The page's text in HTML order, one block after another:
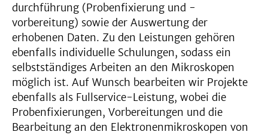
durchführung (Probenfixierung und -
vorbereitung) sowie der Auswertung der
erhobenen Daten. Zu den Leistungen gehören
ebenfalls individuelle Schulungen, sodass ein
selbstständiges Arbeiten an den Mikroskopen
möglich ist. Auf Wunsch bearbeiten wir Projekte
ebenfalls als Fullservice-Leistung, wobei die
Probenfixierungen, Vorbereitungen und die
Bearbeitung an den Elektronenmikroskopen von